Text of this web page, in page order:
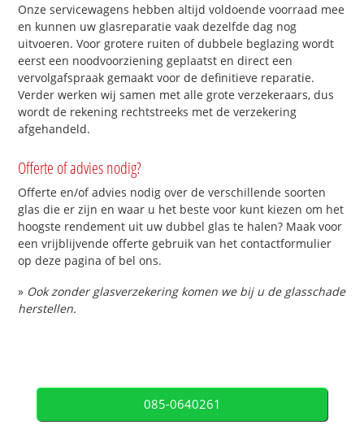
Onze servicewagens hebben altijd voldoende voorraad mee
en kunnen uw glasreparatie vaak dezelfde dag nog
uitvoeren. Voor grotere ruiten of dubbele beglazing wordt
eerst een noodvoorziening geplaatst en direct een
vervolgafspraak gemaakt voor de definitieve reparatie.
Verder werken wij samen met alle grote verzekeraars, dus
wordt de rekening rechtstreeks met de verzekering
afgehandeld.
Offerte of advies nodig?
Offerte en/of advies nodig over de verschillende soorten
glas die er zijn en waar u het beste voor kunt kiezen om het
hoogste rendement uit uw dubbel glas te halen? Maak voor
een vrijblijvende offerte gebruik van het contactformulier
op deze pagina of bel ons.
» Ook zonder glasverzekering komen we bij u de glasschade
herstellen.
085-0640261